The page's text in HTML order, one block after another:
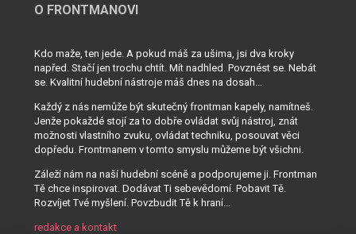
O FRONTMANOVI
Kdo maže, ten jede. A pokud máš za ušima, jsi dva kroky
napřed. Stačí jen trochu chtít. Mít nadhled. Povznést se. Nebát
se. Kvalitní hudební nástroje máš dnes na dosah...
Každý z nás nemůže být skutečný frontman kapely, namítneš.
Jenže pokaždé stojí za to dobře ovládat svůj nástroj, znát
možnosti vlastního zvuku, ovládat techniku, posouvat věci
dopředu. Frontmanem v tomto smyslu můžeme být všichni.
Záleží nám na naší hudební scéně a podporujeme ji. Frontman
Tě chce inspirovat. Dodávat Ti sebevědomí. Pobavit Tě.
Rozvíjet Tvé myšlení. Povzbudit Tě k hraní...
redakce a kontakt